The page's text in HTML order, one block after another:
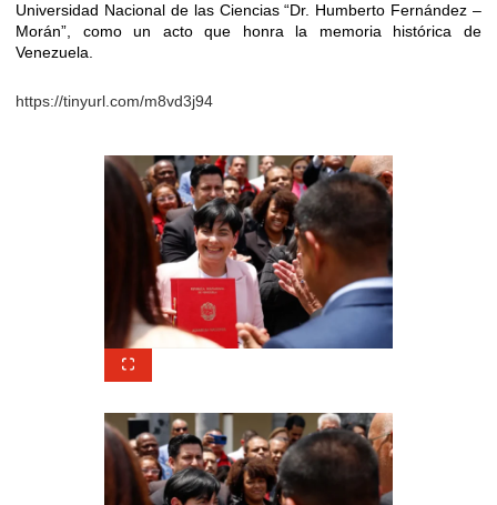
Universidad Nacional de las Ciencias “Dr. Humberto Fernández –
Morán”, como un acto que honra la memoria histórica de
Venezuela.
https://tinyurl.com/m8vd3j94